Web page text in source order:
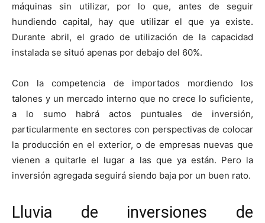
máquinas sin utilizar, por lo que, antes de seguir
hundiendo capital, hay que utilizar el que ya existe.
Durante abril, el grado de utilización de la capacidad
instalada se situó apenas por debajo del 60%.
Con la competencia de importados mordiendo los
talones y un mercado interno que no crece lo suficiente,
a lo sumo habrá actos puntuales de inversión,
particularmente en sectores con perspectivas de colocar
la producción en el exterior, o de empresas nuevas que
vienen a quitarle el lugar a las que ya están. Pero la
inversión agregada seguirá siendo baja por un buen rato.
Lluvia de inversiones de